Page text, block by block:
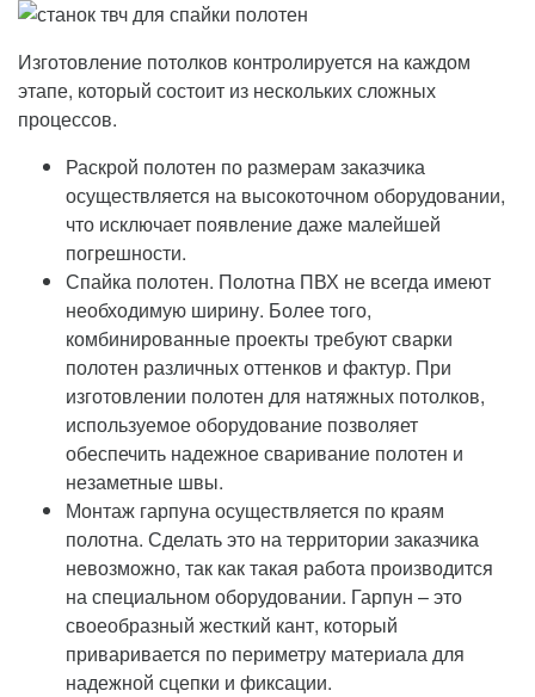
Изготовление потолков контролируется на каждом
этапе, который состоит из нескольких сложных
процессов.
Раскрой полотен по размерам заказчика
осуществляется на высокоточном оборудовании,
что исключает появление даже малейшей
погрешности.
Спайка полотен. Полотна ПВХ не всегда имеют
необходимую ширину. Более того,
комбинированные проекты требуют сварки
полотен различных оттенков и фактур. При
изготовлении полотен для натяжных потолков,
используемое оборудование позволяет
обеспечить надежное сваривание полотен и
незаметные швы.
Монтаж гарпуна осуществляется по краям
полотна. Сделать это на территории заказчика
невозможно, так как такая работа производится
на специальном оборудовании. Гарпун – это
своеобразный жесткий кант, который
приваривается по периметру материала для
надежной сцепки и фиксации.